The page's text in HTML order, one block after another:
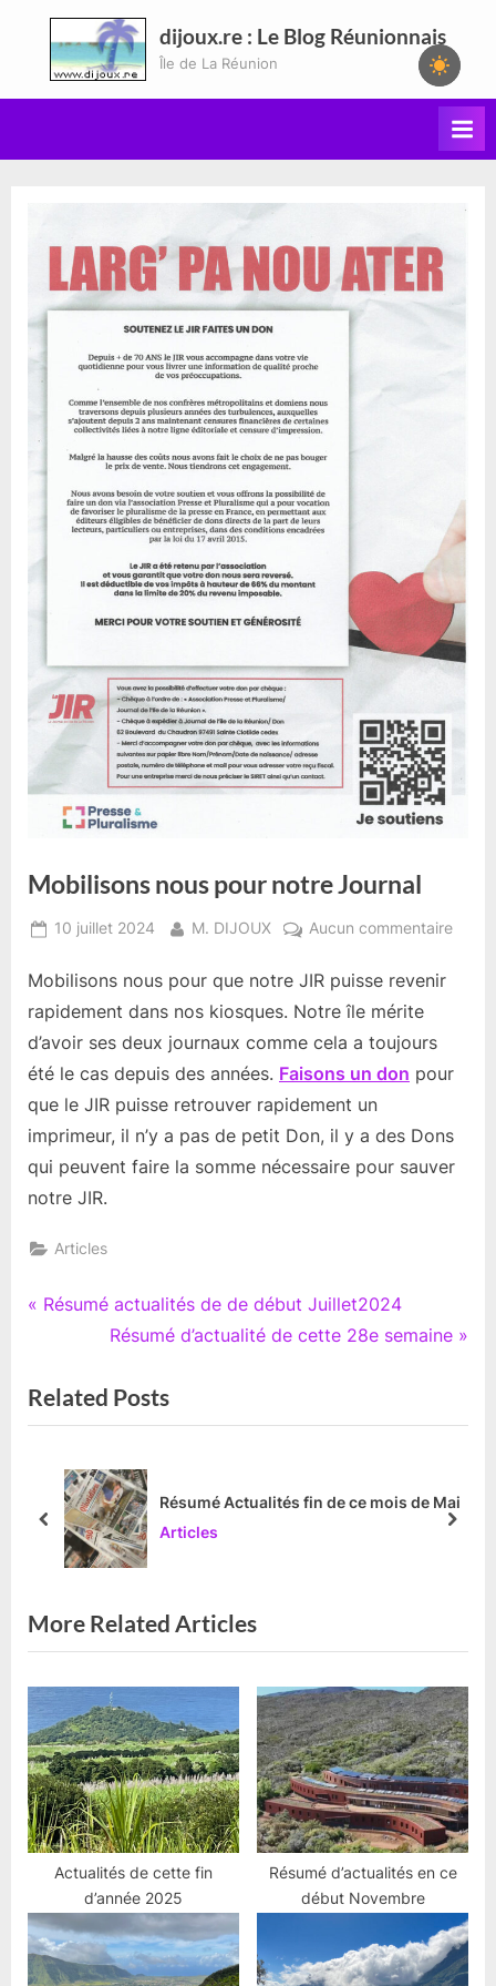
content
dijoux.re : Le Blog Réunionnais
Île de La Réunion
Mobilisons nous pour notre Journal
Posted
10 juillet 2024 By
M. DIJOUX Aucun commentairesur
Mobilisons nous pour que notre JIR puisse revenir
rapidement dans nos kiosques. Notre île mérite
d’avoir ses deux journaux comme cela a toujours
été le cas depuis des années. Faisons un don pour
que le JIR puisse retrouver rapidement un
imprimeur, il n’y a pas de petit Don, il y a des Dons
qui peuvent faire la somme nécessaire pour sauver
notre JIR.
Articles
Navigation
l’article
P
v
i
s
s
Résumé actualités de de début Juillet2024
N
x
t
o
s
t
Résumé d’actualité de cette 28e semaine
Related Posts
Résumé Actualités fin de ce mois de Mai
Articles
prev next
More Related Articles
Actualités de cette fin
d’année 2025
Résumé d’actualités en ce
début Novembre